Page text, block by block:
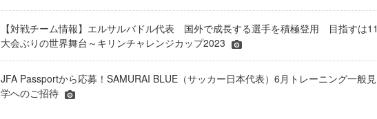
【対戦チーム情報】エルサルバドル代表 国外で成長する選手を積極登用 目指すは11
大会ぶりの世界舞台～キリンチャレンジカップ2023
JFA Passportから応募！SAMURAI BLUE（サッカー日本代表）6月トレーニング一般見
学へのご招待